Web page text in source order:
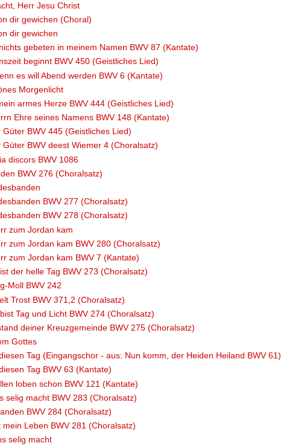
Herr Jesu Christ
dir gewichen (Choral)
dir gewichen
gebeten in meinem Namen BWV 87 (Kantate)
beginnt BWV 450 (Geistliches Lied)
es will Abend werden BWV 6 (Kantate)
Morgenlicht
armes Herze BWV 444 (Geistliches Lied)
Ehre seines Namens BWV 148 (Kantate)
Güter BWV 445 (Geistliches Lied)
Güter BWV deest Wiemer 4 (Choralsatz)
discors BWV 1086
BWV 276 (Choralsatz)
BWV 277 (Choralsatz)
BWV 278 (Choralsatz)
zum Jordan kam
zum Jordan kam BWV 280 (Choralsatz)
zum Jordan kam BWV 7 (Kantate)
der helle Tag BWV 273 (Choralsatz)
Moll BWV 242
Trost BWV 371,2 (Choralsatz)
Tag und Licht BWV 274 (Choralsatz)
deiner Kreuzgemeinde BWV 275 (Choralsatz)
Gottes
Tag (Eingangschor - aus: Nun komm, der Heiden Heiland BWV 61)
Tag BWV 63 (Kantate)
loben schon BWV 121 (Kantate)
selig macht BWV 283 (Choralsatz)
BWV 284 (Choralsatz)
mein Leben BWV 281 (Choralsatz)
selig macht